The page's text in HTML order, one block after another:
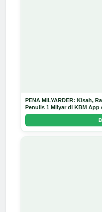
PENA MILYARDER: Kisah,
Penulis 1 Milyar di KBM App